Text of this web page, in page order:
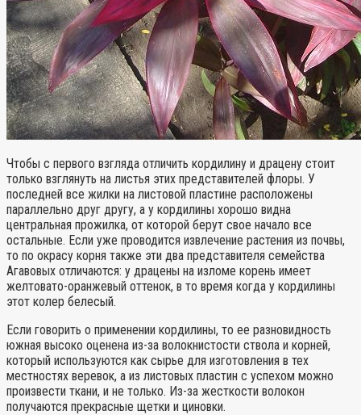
Чтобы с первого взгляда отличить кордилину и драцену стоит
только взглянуть на листья этих представителей флоры. У
последней все жилки на листовой пластине расположены
параллельно друг другу, а у кордилины хорошо видна
центральная прожилка, от которой берут свое начало все
остальные. Если уже проводится извлечение растения из почвы,
то по окрасу корня также эти два представителя семейства
Агавовых отличаются: у драцены на изломе корень имеет
желтовато-оранжевый оттенок, в то время когда у кордилины
этот колер белесый.
Если говорить о применении кордилины, то ее разновидность
южная высоко оценена из-за волокнистости ствола и корней,
который используются как сырье для изготовления в тех
местностях веревок, а из листовых пластин с успехом можно
произвести ткани, и не только. Из-за жесткости волокон
получаются прекрасные щетки и циновки.